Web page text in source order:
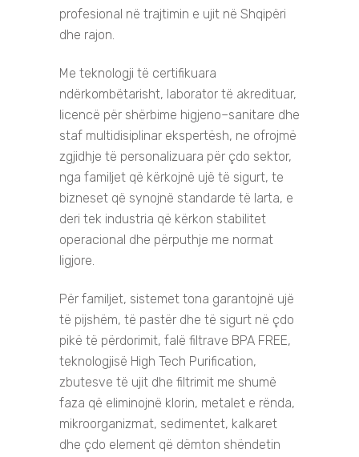
profesional në trajtimin e ujit në Shqipëri
dhe rajon.
Me teknologji të certifikuara
ndërkombëtarisht, laborator të akredituar,
licencë për shërbime higjeno–sanitare dhe
staf multidisiplinar ekspertësh, ne ofrojmë
zgjidhje të personalizuara për çdo sektor,
nga familjet që kërkojnë ujë të sigurt, te
bizneset që synojnë standarde të larta, e
deri tek industria që kërkon stabilitet
operacional dhe përputhje me normat
ligjore.
Për familjet, sistemet tona garantojnë ujë
të pijshëm, të pastër dhe të sigurt në çdo
pikë të përdorimit, falë filtrave BPA FREE,
teknologjisë High Tech Purification,
zbutesve të ujit dhe filtrimit me shumë
faza që eliminojnë klorin, metalet e rënda,
mikroorganizmat, sedimentet, kalkaret
dhe çdo element që dëmton shëndetin